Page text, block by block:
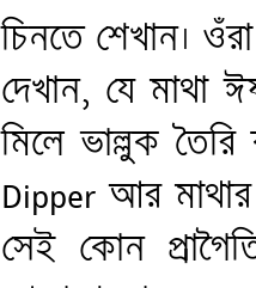
চিনতে শেখান।
দেখান, যে মাথা
মিলে ভাল্লুক
Dipper আর
সেই কোন